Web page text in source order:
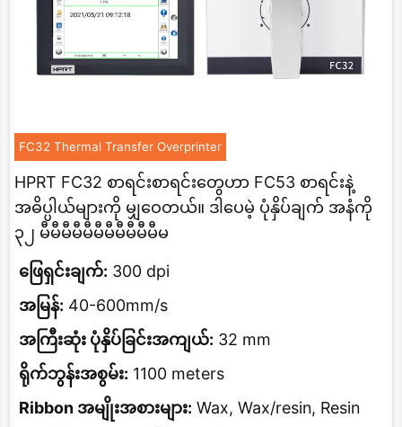
FC32 Thermal Transfer Overprinter
HPRT FC32 စာရင်းစာရင်းတွေဟာ FC53 စာရင်းနဲ့
အဓိပ္ပါယ်များကို မျှဝေတယ်။ ဒါပေမဲ့ ပုံနှိပ်ချက် အနံကို
၃၂ မီမီမီမီမီမီမီမီမီမီမီမ
ဖြေရှင်းချက်: 300 dpi
အမြန်: 40-600mm/s
အကြီးဆုံး ပုံနှိပ်ခြင်းအကျယ်: 32 mm
ရိုက်ဘွန်းအစွမ်း: 1100 meters
Ribbon အမျိုးအစားများ: Wax, Wax/resin, Resin